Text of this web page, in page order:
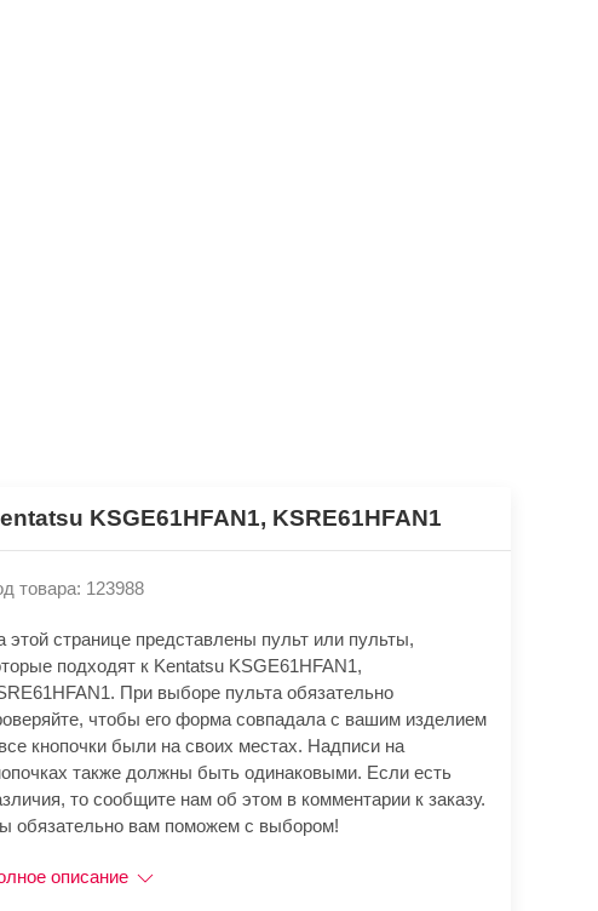
KSGE61HFAN1, KSRE61HFAN1
товара: 123988
этой странице представлены пульт или пульты,
подходят к Kentatsu KSGE61HFAN1,
При выборе пульта обязательно
чтобы его форма совпадала с вашим изделием
кнопочки были на своих местах. Надписи на
также должны быть одинаковыми. Если есть
то сообщите нам об этом в комментарии к заказу.
обязательно вам поможем с выбором!
описание